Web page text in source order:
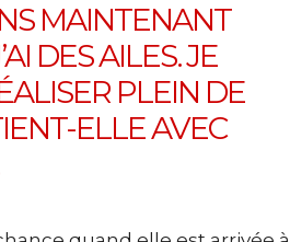
MAINTENANT
DES AILES. JE
PLEIN DE
ELLE AVEC